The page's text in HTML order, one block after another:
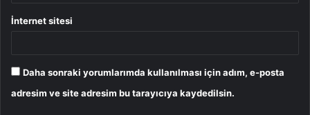
İnternet sitesi
Daha sonraki yorumlarımda kullanılması için adım, e-posta
adresim ve site adresim bu tarayıcıya kaydedilsin.